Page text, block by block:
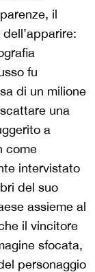
il
fu
di un milione
una
a
come
intervistato
del suo
assieme al
il vincitore
sfocata,
personaggio